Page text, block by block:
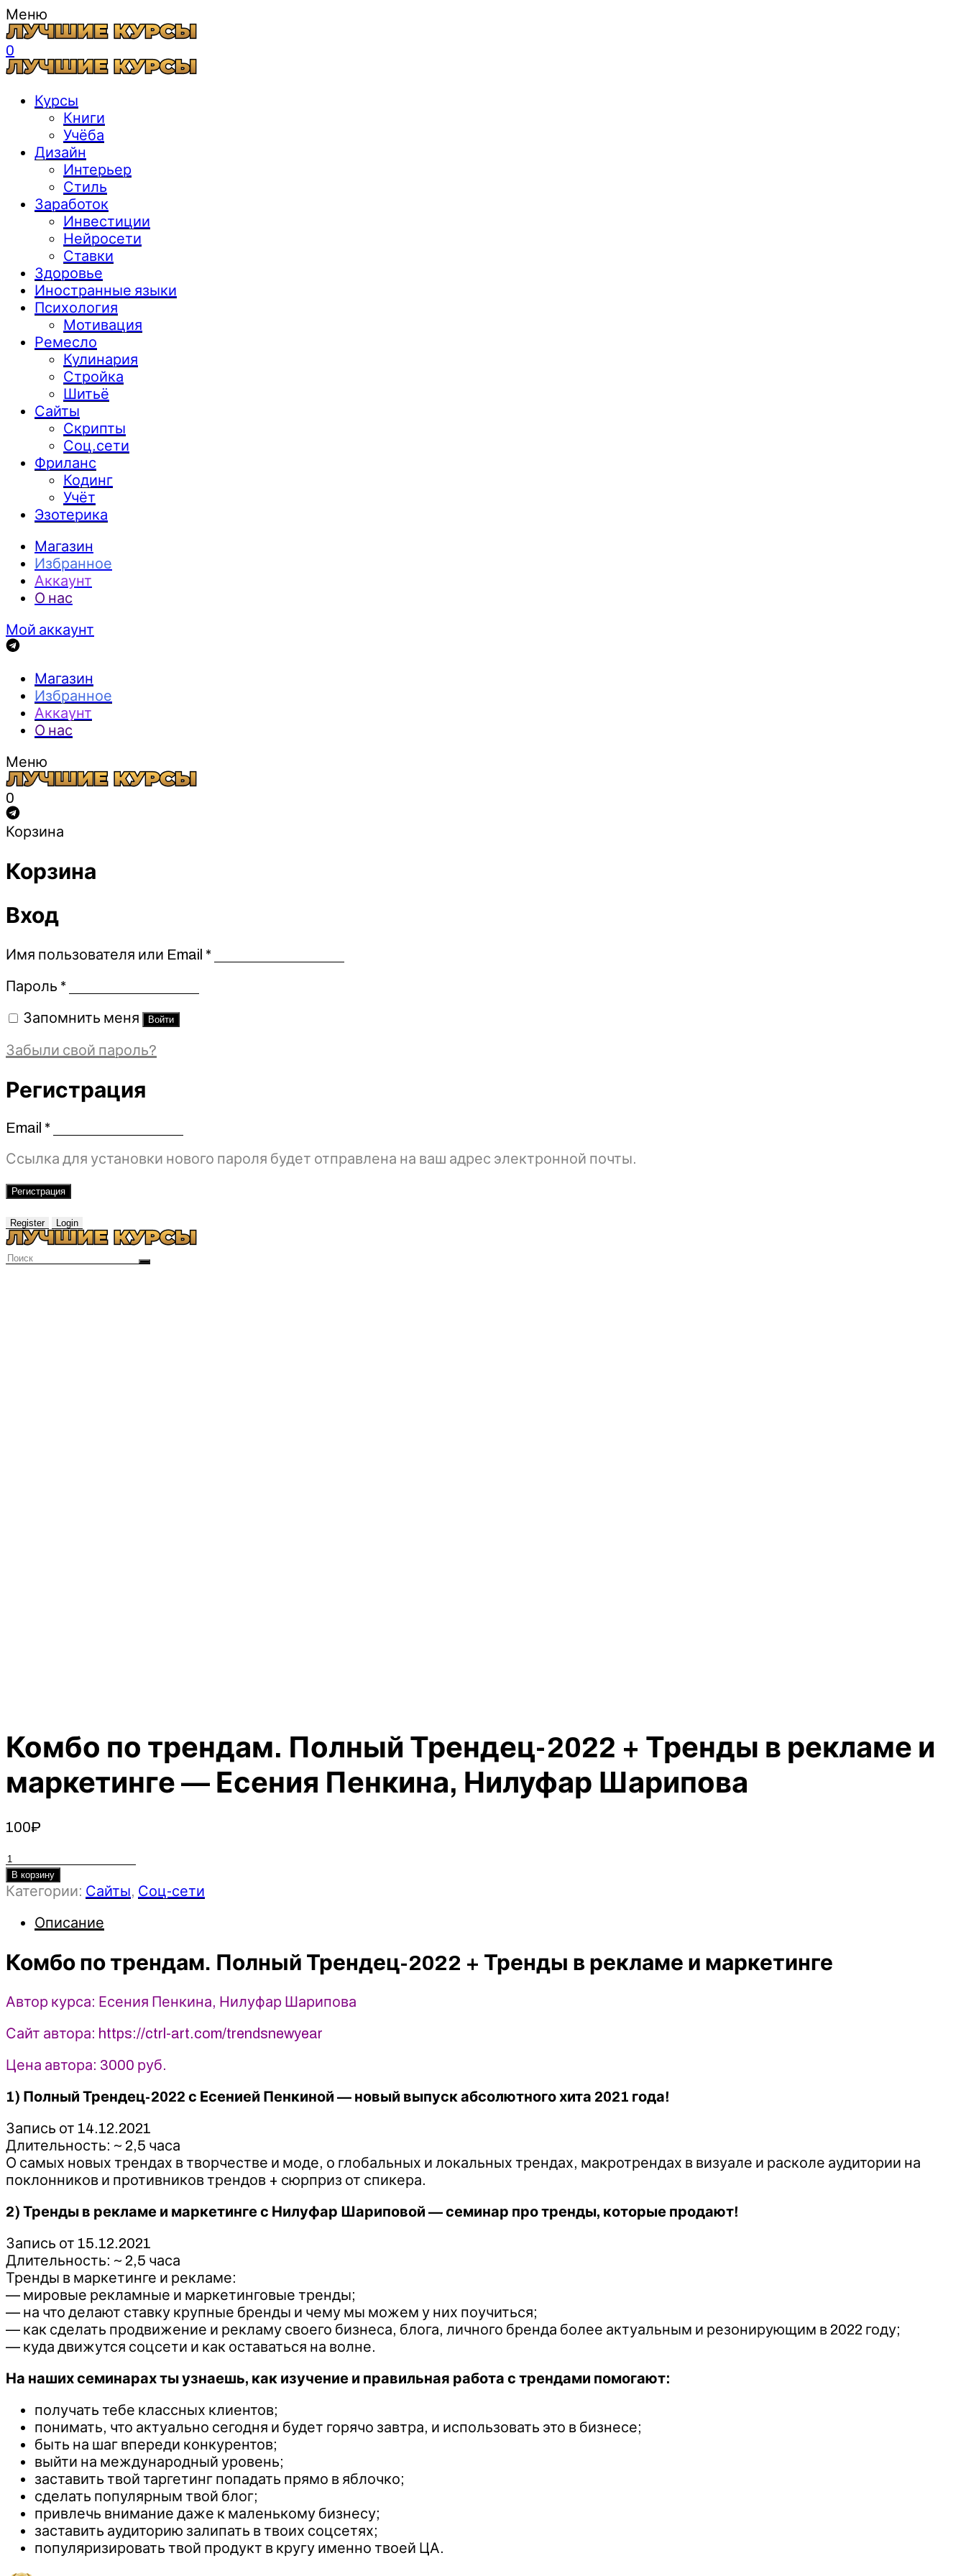
Меню
0
Курсы
Книги
Учёба
Дизайн
Интерьер
Стиль
Заработок
Инвестиции
Нейросети
Ставки
Здоровье
Иностранные языки
Психология
Мотивация
Ремесло
Кулинария
Стройка
Шитьё
Сайты
Скрипты
Соц.сети
Фриланс
Кодинг
Учёт
Эзотерика
Магазин
Избранное
Аккаунт
О нас
Мой аккаунт
Магазин
Избранное
Аккаунт
О нас
Меню
0
Корзина
Корзина
Вход
Имя пользователя или Email *Обязательно
Пароль *Обязательно
Запомнить меня Войти
Забыли свой пароль?
Регистрация
Email *Обязательно
Ссылка для установки нового пароля будет отправлена ​​на ваш адрес электронной почты.
Регистрация
Register Login
Комбо по трендам. Полный Трендец-2022 + Тренды в рекламе и
маркетинге — Есения Пенкина, Нилуфар Шарипова
100₽
Количество
товара
Комбо
трендам.
Трендец-2022
Тренды
в
рекламе
маркетинге
Есения
Нилуфар
Шарипова
В корзину
Категории: Сайты, Соц-сети
Описание
Комбо по трендам. Полный Трендец-2022 + Тренды в рекламе и маркетинге
Автор курса: Есения Пенкина, Нилуфар Шарипова
Сайт автора: https://ctrl-art.com/trendsnewyear
Цена автора: 3000 руб.
1) Полный Трендец-2022 с Есенией Пенкиной — новый выпуск абсолютного хита 2021 года!
Запись от 14.12.2021
Длительность: ~ 2,5 часа
О самых новых трендах в творчестве и моде, о глобальных и локальных трендах, макротрендах в визуале и расколе аудитории на
поклонников и противников трендов + сюрприз от спикера.
2) Тренды в рекламе и маркетинге с Нилуфар Шариповой — семинар про тренды, которые продают!
Запись от 15.12.2021
Длительность: ~ 2,5 часа
Тренды в маркетинге и рекламе:
— мировые рекламные и маркетинговые тренды;
— на что делают ставку крупные бренды и чему мы можем у них поучиться;
— как сделать продвижение и рекламу своего бизнеса, блога, личного бренда более актуальным и резонирующим в 2022 году;
— куда движутся соцсети и как оставаться на волне.
На наших семинарах ты узнаешь, как изучение и правильная работа с трендами помогают:
получать тебе классных клиентов;
понимать, что актуально сегодня и будет горячо завтра, и использовать это в бизнесе;
быть на шаг впереди конкурентов;
выйти на международный уровень;
заставить твой таргетинг попадать прямо в яблочко;
сделать популярным твой блог;
привлечь внимание даже к маленькому бизнесу;
заставить аудиторию залипать в твоих соцсетях;
популяризировать твой продукт в кругу именно твоей ЦА.